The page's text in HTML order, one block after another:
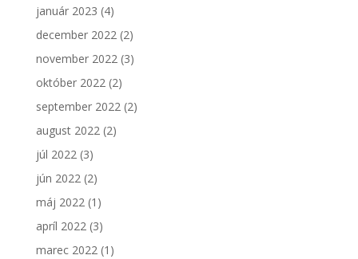
január 2023 (4)
december 2022(2)
november 2022(3)
október 2022(2)
september 2022(2)
august 2022(2)
júl 2022(3)
jún 2022(2)
máj 2022(1)
apríl 2022(3)
marec 2022(1)